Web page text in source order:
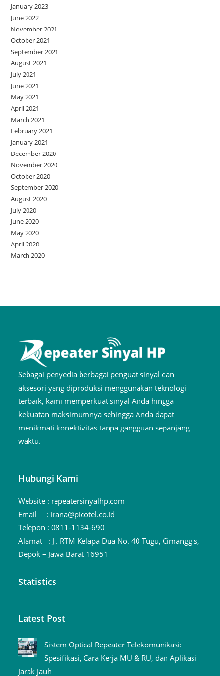
January 2023
June 2022
November 2021
October 2021
September 2021
August 2021
July 2021
June 2021
May 2021
April 2021
March 2021
February 2021
January 2021
December 2020
November 2020
October 2020
September 2020
August 2020
July 2020
June 2020
May 2020
April 2020
March 2020
Sebagai penyedia berbagai penguat sinyal dan
aksesori yang diproduksi menggunakan teknologi
terbaik, kami memperkuat sinyal Anda hingga
kekuatan maksimumnya sehingga Anda dapat
menikmati konektivitas tanpa gangguan sepanjang
waktu.
Hubungi Kami
Website : repeatersinyalhp.com
Email : irana@picotel.co.id
Telepon :0811-1134-690
Alamat : Jl. RTM Kelapa Dua No. 40 Tugu, Cimanggis,
Depok – Jawa Barat 16951
Statistics
Latest Post
Sistem Optical Repeater Telekomunikasi:
Spesifikasi, Cara Kerja MU & RU, dan Aplikasi
Jarak Jauh